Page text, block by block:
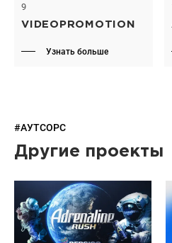
9
VIDEOPROMOTION
Узнать больше
#АУТСОРС
Другие проекты